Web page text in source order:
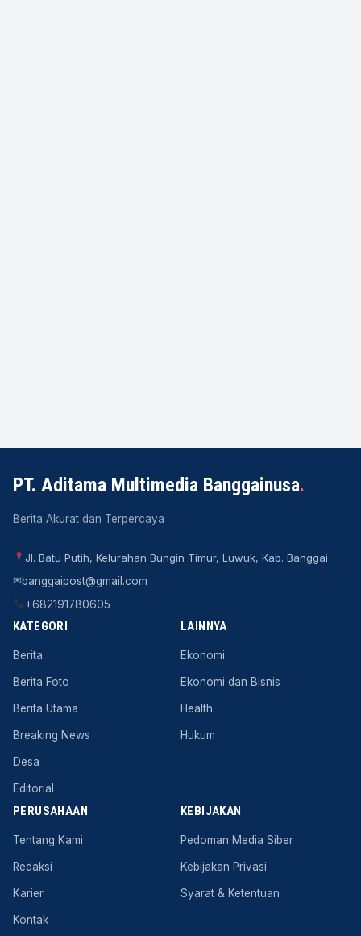
PT. Aditama Multimedia Banggainusa.
Berita Akurat dan Terpercaya
Jl. Batu Putih, Kelurahan Bungin Timur, Luwuk, Kab. Banggai
✉banggaipost@gmail.com
+682191780605
KATEGORI
Berita
Berita Foto
Berita Utama
Breaking News
Desa
Editorial
LAINNYA
Ekonomi
Ekonomi dan Bisnis
Health
Hukum
PERUSAHAAN
Tentang Kami
Redaksi
Karier
Kontak
KEBIJAKAN
Pedoman Media Siber
Kebijakan Privasi
Syarat & Ketentuan